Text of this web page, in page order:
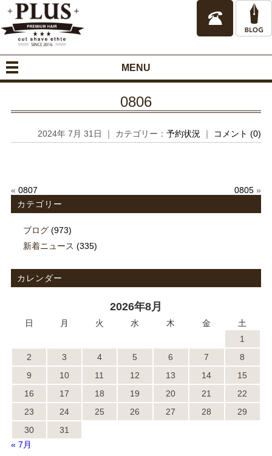
MENU
0806
2024年 7月 31日 ｜ カテゴリー：予約状況 ｜ コメント (0)
« 0807 0805 »
カテゴリー
ブログ(973)
新着ニュース (335)
カレンダー
2026年8月
日 月 火 水 木 金
土
1
2
3 4 5 6 7
8
9
10 11 12 13 14
15
16
17 18 19 20 21
22
23
24 25 26 27 28
29
30
31
« 7月